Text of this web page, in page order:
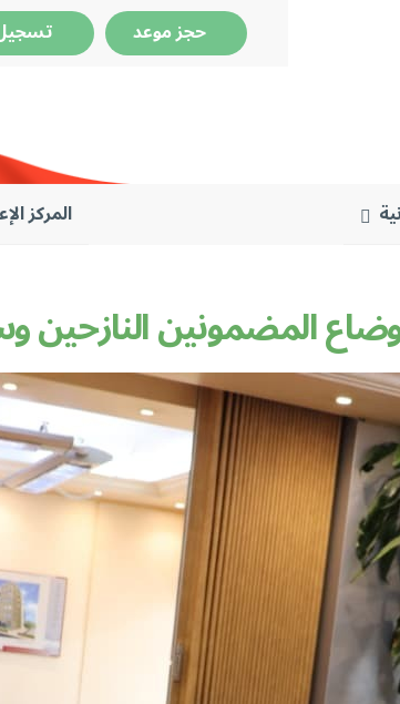
حجز موعد
المركز
المضمونين